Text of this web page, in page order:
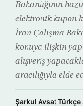
Bakanlığının
elektronik kupon
İran Çalışma
konuya ilişkin
alışveriş
aracılığıyla elde
Şarkul Avsat Türkçe